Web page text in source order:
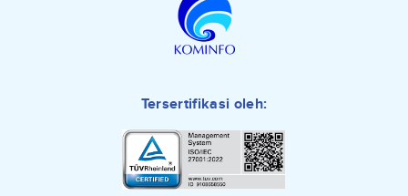
Tersertifikasi oleh: